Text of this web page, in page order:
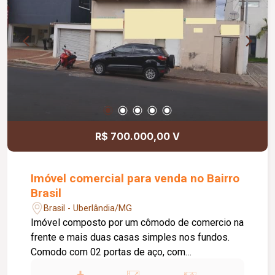
R$ 700.000,00 V
Imóvel comercial para venda no Bairro
Brasil
Brasil - Uberlândia/MG
Imóvel composto por um cômodo de comercio na
frente e mais duas casas simples nos fundos.
Comodo com 02 portas de aço, com